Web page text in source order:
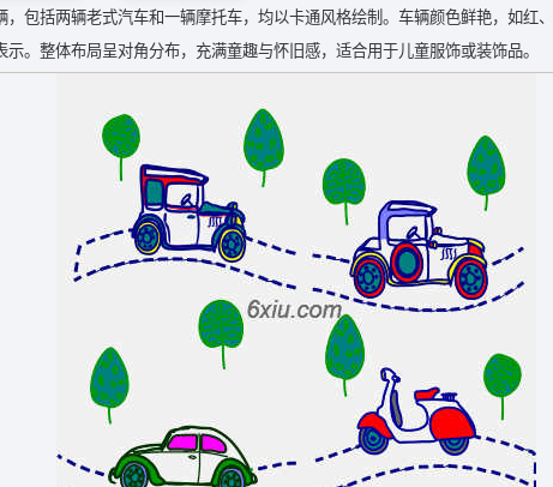
，包括两辆老式汽车和一辆摩托车，均以卡通风格绘制。车辆颜色鲜艳，如红
。整体布局呈对角分布，充满童趣与怀旧感，适合用于儿童服饰或装饰品。